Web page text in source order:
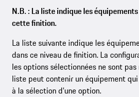
N.B. : La liste indique les
cette finition.
La liste suivante indique les
dans ce niveau de finition. La
les options sélectionnées ne sont
liste peut contenir un équipement
à la sélection d’une option.